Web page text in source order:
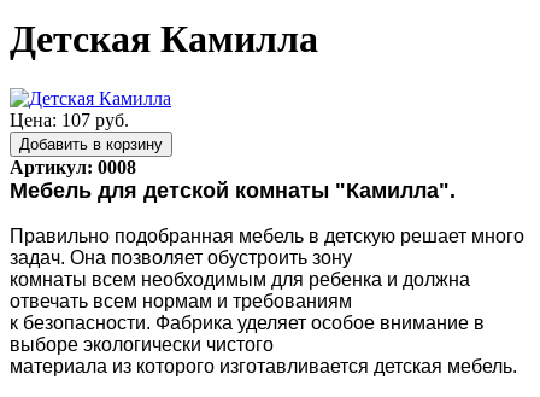
Детская Камилла
Цена: 107 руб.
Артикул: 0008
Мебель для детской комнаты "Камилла".
Правильно подобранная мебель в детскую решает много
задач. Она позволяет обустроить зону
комнаты всем необходимым для ребенка и должна
отвечать всем нормам и требованиям
к безопасности. Фабрика уделяет особое внимание в
выборе экологически чистого
материала из которого изготавливается детская мебель.